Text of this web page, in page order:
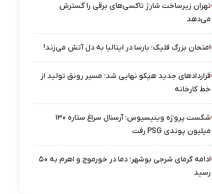
تهران زیرساخت شارژ تاکسی‌های برقی را گسترش
می‌دهد
امتحان بزرگ فلیک؛ بارسا در ایتالیا به دل آتش می‌زند!
قراردادهای جدید هپکو نهایی شد؛ مسیر رونق تولید از
خط کارخانه
شکست پروژه وینیسیوس؛ آرسنال سراغ ستاره ۱۳۰
میلیون پوندی PSG رفت
ادامه گرمای شرجی بوشهر؛ دما در خورموج و اهرم به ۵۰
رسید